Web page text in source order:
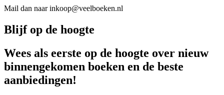
Mail dan naar inkoop@veelboeken.nl
Blijf op de hoogte
Wees als eerste op de hoogte over nieuw
binnengekomen boeken en de beste
aanbiedingen!